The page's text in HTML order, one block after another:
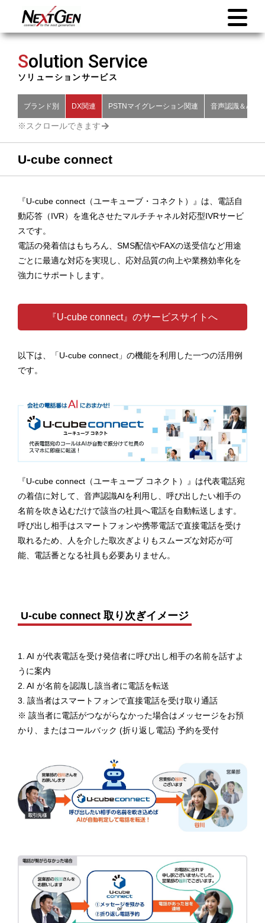
Solution Service
ソリューションサービス
ブランド別 DX関連 PSTNマイグレーション関連 音声認識＆AI関
U-cube connect
『U-cube connect（ユーキューブ・コネクト）』は、電話自
動応答（IVR）を進化させたマルチチャネル対応型IVRサービ
スです。
電話の発着信はもちろん、SMS配信やFAXの送受信など用途
ごとに最適な対応を実現し、応対品質の向上や業務効率化を
強力にサポートします。
『U-cube connect』のサービスサイトへ
以下は、「U-cube connect」の機能を利用した一つの活用例
です。
『U-cube connect（ユーキューブ コネクト）』は代表電話宛
の着信に対して、音声認識AIを利用し、呼び出したい相手の
名前を吹き込むだけで該当の社員へ電話を自動転送します。
呼び出し相手はスマートフォンや携帯電話で直接電話を受け
取れるため、人を介した取次ぎよりもスムーズな対応が可
能、電話番となる社員も必要ありません。
U-cube connect 取り次ぎイメージ
1. AI が代表電話を受け発信者に呼び出し相手の名前を話すよ
うに案内
2. AI が名前を認識し該当者に電話を転送
3. 該当者はスマートフォンで直接電話を受け取り通話
※ 該当者に電話がつながらなかった場合はメッセージをお預
かり、またはコールバック (折り返し電話) 予約を受付